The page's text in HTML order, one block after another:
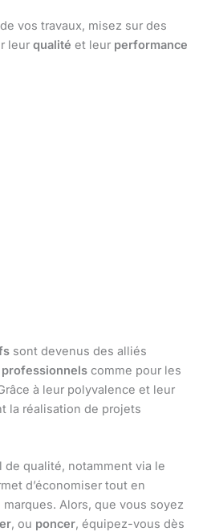
vos travaux, misez sur des
leur qualité et leur performance
sont devenus des alliés
professionnels comme pour les
à leur polyvalence et leur
la réalisation de projets
de qualité, notamment via le
d’économiser tout en
Alors, que vous soyez
, ou poncer, équipez-vous dès